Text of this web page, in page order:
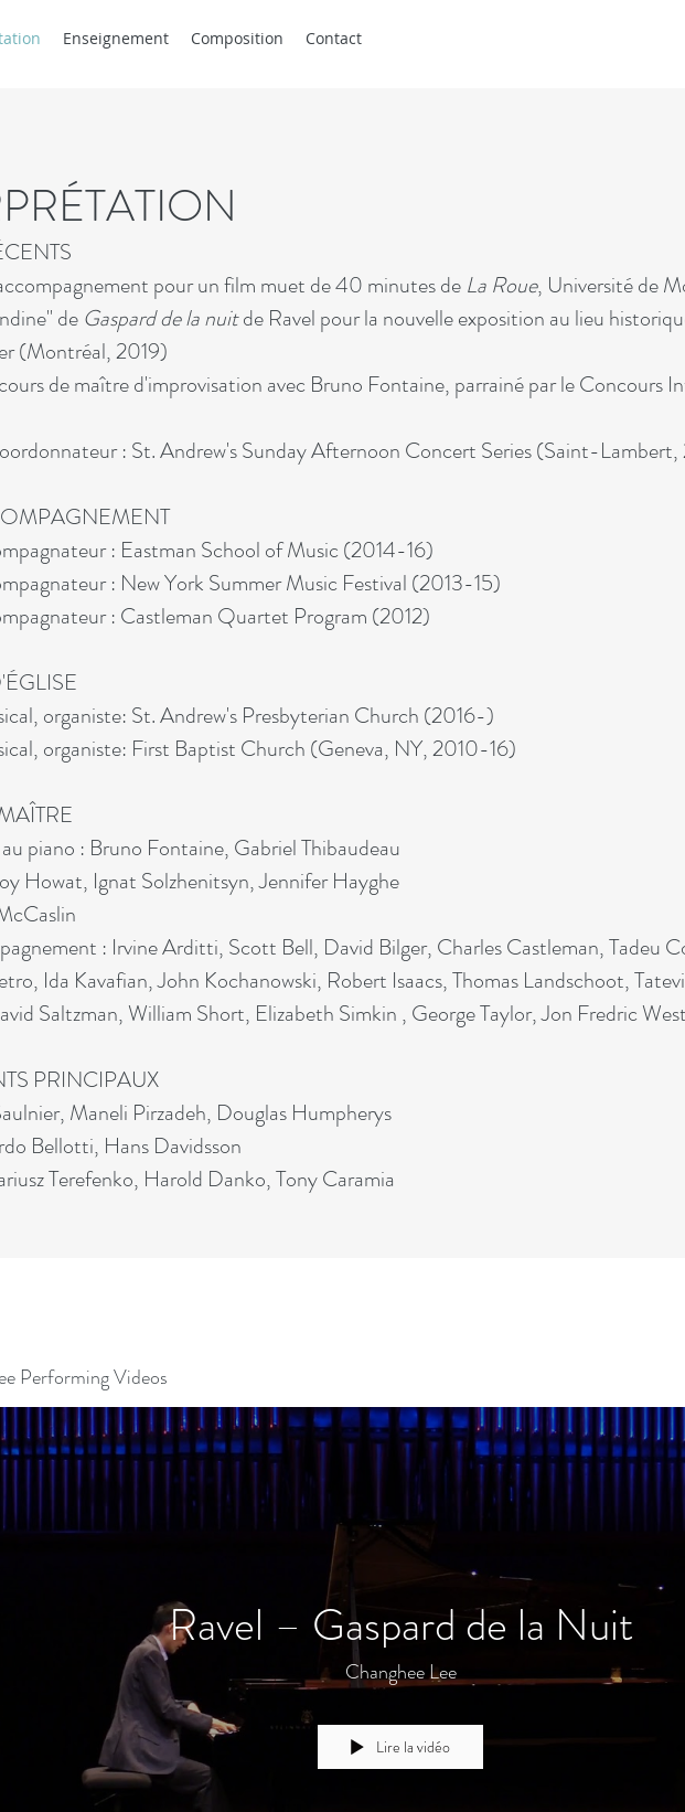
Enseignement Composition Contact
pour un film muet de 40 minutes de La Roue, Université de
de Gaspard de la nuitde Ravel pourla nouvelle exposition au lieu
(Montréal, 2019)
de maître d'improvisation avec Bruno Fontaine, parrainé par le Concours
: St. Andrew's Sunday Afternoon Concert Series (Saint-
: Eastman School of Music (2014-16)
: New York Summer Music Festival (2013-15)
: Castleman Quartet Program (2012)
organiste: St. Andrew's Presbyterian Church (2016-)
organiste: First Baptist Church (Geneva, NY, 2010-16)
piano : Bruno Fontaine, Gabriel Thibaudeau
Howat, Ignat Solzhenitsyn, Jennifer Hayghe
: Irvine Arditti, Scott Bell, David Bilger, Charles Castleman, Tadeu
Ida Kavafian, John Kochanowski, Robert Isaacs, Thomas Landschoot,
Saltzman, William Short, Elizabeth Simkin , George Taylor, Jon Fredric
PRINCIPAUX
Maneli Pirzadeh, Douglas Humpherys
Bellotti, Hans Davidsson
Terefenko, Harold Danko, Tony Caramia
Performing Videos
Ravel – Gaspard de la Nuit
Changhee Lee
Lire la vidéo